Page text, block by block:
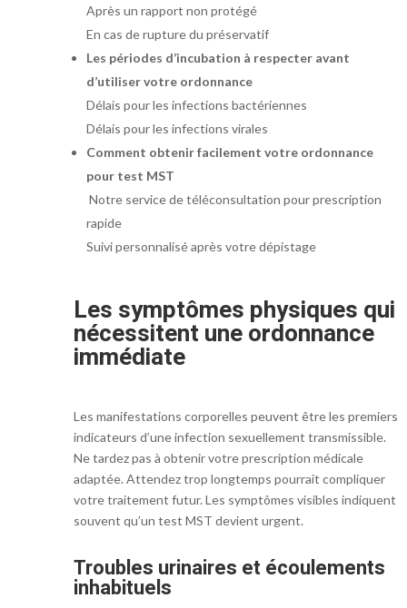
Après un rapport non protégé
En cas de rupture du préservatif
Les périodes d’incubation à respecter avant
d’utiliser votre ordonnance
Délais pour les infections bactériennes
Délais pour les infections virales
Comment obtenir facilement votre ordonnance
pour test MST
Notre service de téléconsultation pour prescription
rapide
Suivi personnalisé après votre dépistage
Les symptômes physiques qui
nécessitent une ordonnance
immédiate
Les manifestations corporelles peuvent être les premiers
indicateurs d’une infection sexuellement transmissible.
Ne tardez pas à obtenir votre prescription médicale
adaptée. Attendez trop longtemps pourrait compliquer
votre traitement futur. Les symptômes visibles indiquent
souvent qu’un test MST devient urgent.
Troubles urinaires et écoulements
inhabituels